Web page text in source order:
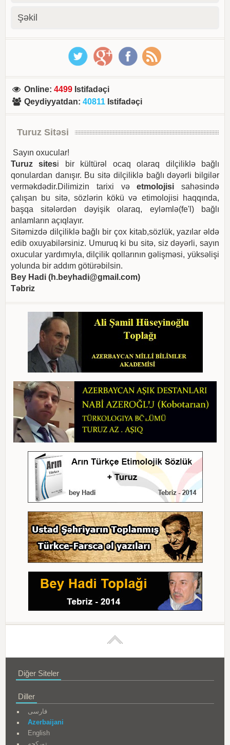
Şəkil
Online:4499 Istifadəçi
Qeydiyyatdan:40811 Istifadəçi
Turuz Sitəsi
Sayın oxucular!
Turuz sitesi bir kültürəl ocaq olaraq dilçiliklə bağlı
qonulardan danışır. Bu sitə dilçiliklə bağlı dəyərli bilgilər
verməkdədir.Dilimizin tarixi vəetmolojisi sahəsində
çalışan bu sitə, sözlərin kökü və etimolojisi haqqında,
başqa sitələrdən dəyişik olaraq, eyləmlə(fe'l) bağlı
anlamların açıqlayır.
Sitəmizdə dilçiliklə bağlı bir çox kitab,sözlük, yazılar əldə
edib oxuyabilərsiniz. Umuruq ki bu sitə, siz dəyərli, sayın
oxucular yardımıyla, dilçilik qollarının gəlişməsi, yüksəlişi
yolunda bir addım götürəbilsin.
Bey Hadi (h.beyhadi@gmail.com)
Təbriz
Diğer Siteler
Diller
فارسی
Azerbaijani
English